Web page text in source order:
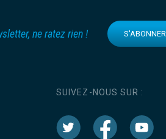
ne ratez rien ! S'ABONNER
SUIVEZ-NOUS SUR :